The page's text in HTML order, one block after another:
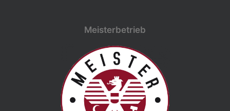
Meisterbetrieb